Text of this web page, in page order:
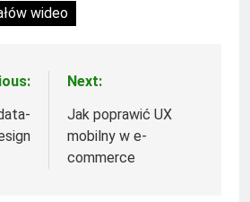
wideo
Next:
Jak poprawić UX
mobilny w e-
commerce